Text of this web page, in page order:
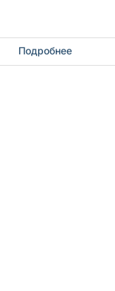
Подробнее